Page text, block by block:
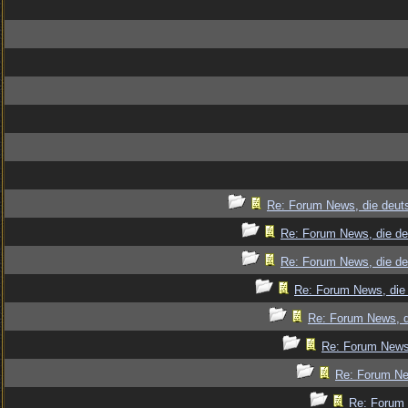
Re: Forum News, die
Re: Forum News, die
Re: Forum News, die
Re: Forum News,
Re: Forum News,
Re: Forum
Re: Forum
Re: